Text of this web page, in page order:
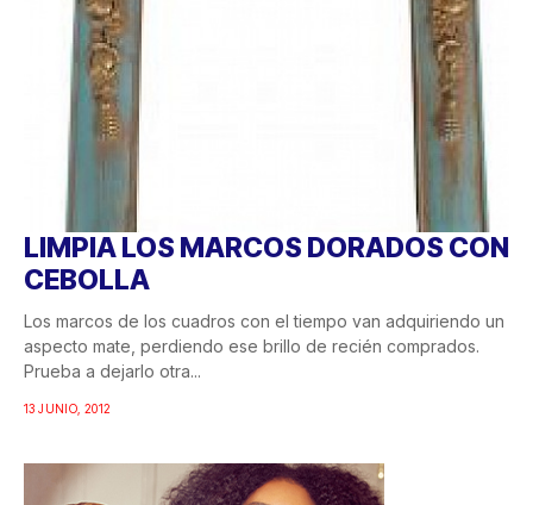
LIMPIA LOS MARCOS DORADOS CON
CEBOLLA
Los marcos de los cuadros con el tiempo van adquiriendo un
aspecto mate, perdiendo ese brillo de recién comprados.
Prueba a dejarlo otra...
13 JUNIO, 2012